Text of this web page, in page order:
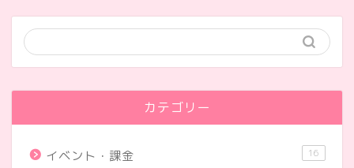
カテゴリー
イベント・課金 16